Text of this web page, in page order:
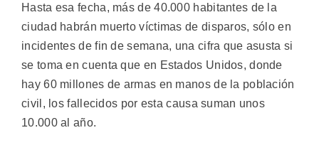
Hasta esa fecha, más de 40.000 habitantes de la
ciudad habrán muerto víctimas de disparos, sólo en
incidentes de fin de semana, una cifra que asusta si
se toma en cuenta que en Estados Unidos, donde
hay 60 millones de armas en manos de la población
civil, los fallecidos por esta causa suman unos
10.000 al año.